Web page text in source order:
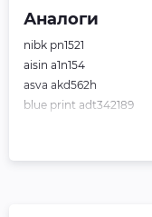
Аналоги
nibk pn1521
aisin a1n154
asva akd562h
blue print adt342189
fenox bp43046